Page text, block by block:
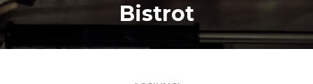
Bistrot